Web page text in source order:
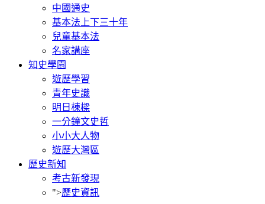
中國通史
基本法上下三十年
兒童基本法
名家講座
知史學園
遊歷學習
青年史識
明日棟樑
一分鐘文史哲
小小大人物
遊歷大灣區
歷史新知
考古新發現
">歷史資訊